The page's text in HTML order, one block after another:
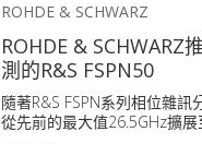
ROHDE & SCHWARZ
ROHDE & SCHWARZ
測的R&S FSPN50
隨著R&S FSPN系列相位雜
從先前的最大值26.5GHz擴展